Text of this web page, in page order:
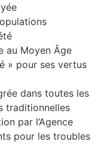
au Moyen Âge
» pour ses vertus
dans toutes les
traditionnelles
par l’Agence
pour les troubles